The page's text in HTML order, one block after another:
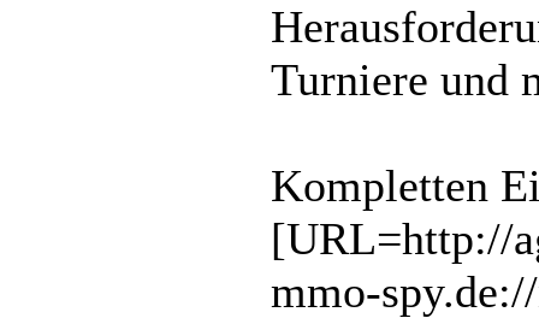
Turniere und
Kompletten
[URL=http://
mmo-